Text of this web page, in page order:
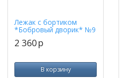
Лежак с бортиком
*Бобровый дворик* №9
2 360p
В корзину